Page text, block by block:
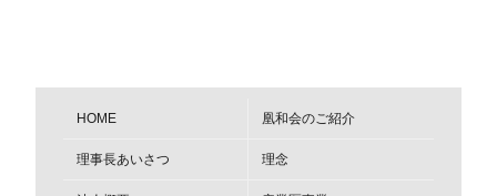
HOME 凰和会のご紹介
理事長あいさつ 理念